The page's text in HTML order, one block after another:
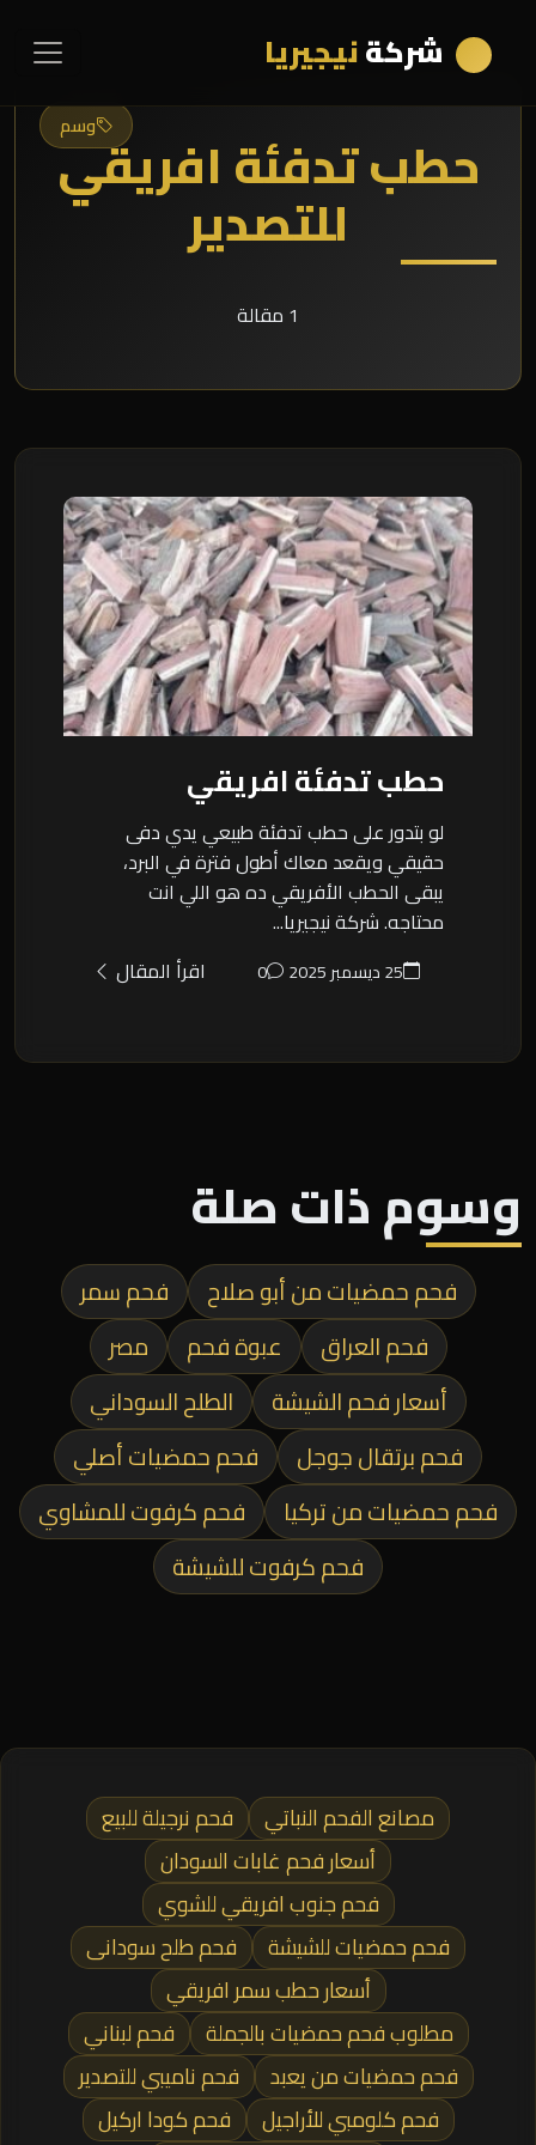
شركةنيجيريا
وسم
حطب تدفئة افريقي
للتصدير
1 مقالة
حطب تدفئة افريقي
لو بتدور على حطب تدفئة طبيعي يدي دفى
حقيقي ويقعد معاك أطول فترة في البرد،
يبقى الحطب الأفريقي ده هو اللي انت
محتاجه. شركة نيجيريا...
25 ديسمبر 2025 0 اقرأ المقال
وسوم ذات صلة
فحم حمضيات من أبو صلاح
فحم سمر
فحم العراق
عبوة فحم
مصر
أسعار فحم الشيشة
الطلح السوداني
فحم برتقال جوجل
فحم حمضيات أصلي
فحم حمضيات من تركيا
فحم كرفوت للمشاوي
فحم كرفوت للشيشة
مصانع الفحم النباتي
فحم نرجيلة للبيع
أسعار فحم غابات السودان
فحم جنوب افريقي للشوي
فحم حمضيات للشيشة
فحم طلح سودانى
أسعار حطب سمر افريقي
مطلوب فحم حمضيات بالجملة
فحم لبناني
فحم حمضيات من يعبد
فحم ناميبي للتصدير
فحم كلومبي للأراجيل
فحم كودا اركيل